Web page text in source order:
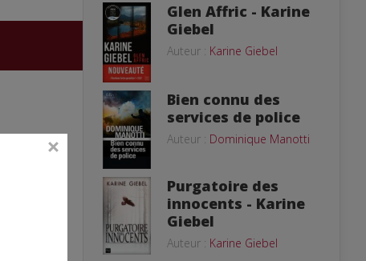
Glen Affric - Karine
Giebel
Auteur : Karine Giebel
Bien connu des
services de police
Auteur : Dominique Manotti
Purgatoire des
innocents - Karine
Giebel
Auteur : Karine Giebel